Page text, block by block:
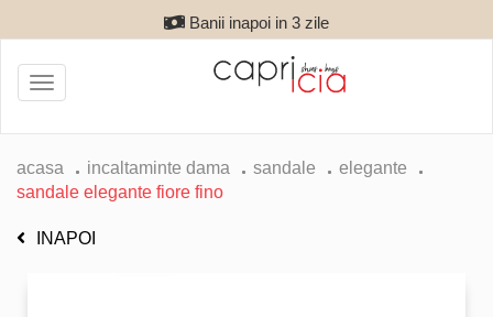
Banii inapoi in 3 zile
Toggle
navigation
acasa incaltaminte dama sandale
elegante
sandale elegante fiore fino
INAPOI